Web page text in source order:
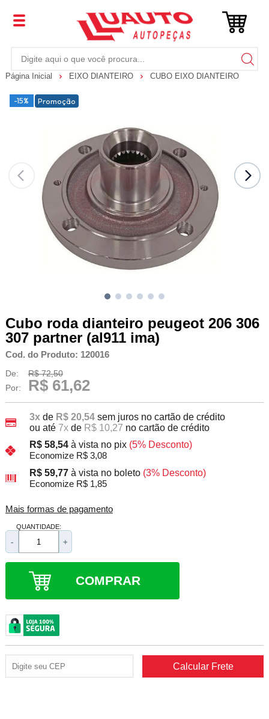
Página Inicial EIXO DIANTEIRO CUBO EIXO DIANTEIRO
-15% Promoção
Cubo roda dianteiro peugeot 206 306
307 partner (al911 ima)
Cod. do Produto: 120016
De:
R$ 72,50
Por:
R$ 61,62
3xde R$ 20,54 sem juros no cartão de crédito
ou até 7xde R$ 10,27 no cartão de crédito
R$ 58,54 à vista no pix (5% Desconto)
Economize R$ 3,08
R$ 59,77 à vista no boleto (3% Desconto)
Economize R$ 1,85
Mais formas de pagamento
QUANTIDADE:
- +
COMPRAR